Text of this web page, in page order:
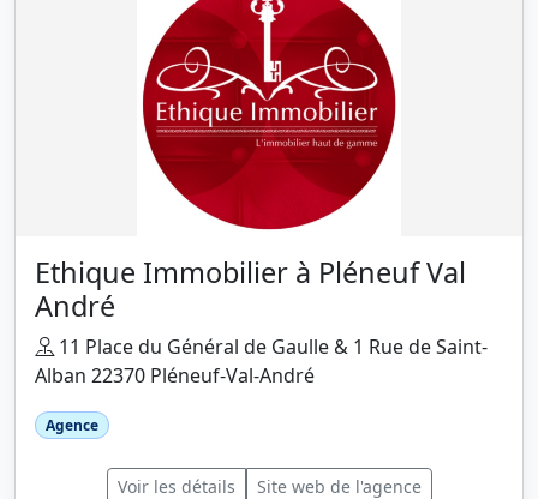
Ethique Immobilier à Pléneuf Val
André
11 Place du Général de Gaulle & 1 Rue de Saint-
Alban 22370 Pléneuf-Val-André
Agence
Voir les détails Site web de l'agence